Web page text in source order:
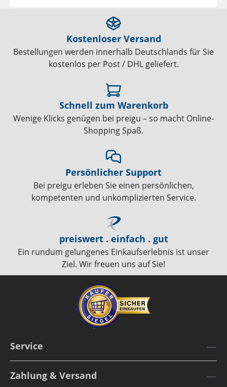
Kostenloser Versand
Bestellungen werden innerhalb Deutschlands für Sie
kostenlos per Post / DHL geliefert.
Schnell zum Warenkorb
Wenige Klicks genügen bei preigu – so macht Online-
Shopping Spaß.
Persönlicher Support
Bei preigu erleben Sie einen persönlichen,
kompetenten und unkomplizierten Service.
preiswert . einfach . gut
Ein rundum gelungenes Einkaufserlebnis ist unser
Ziel. Wir freuen uns auf Sie!
Service
Zahlung & Versand